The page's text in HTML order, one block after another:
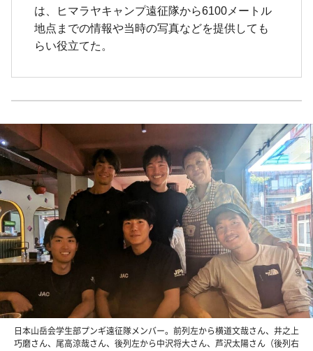
は、ヒマラヤキャンプ遠征隊から6100メートル
地点までの情報や当時の写真などを提供しても
らい役立てた。
日本山岳会学生部プンギ遠征隊メンバー。前列左から横道文哉さん、井之上
巧磨さん、尾高涼哉さん、後列左から中沢将大さん、芦沢太陽さん（後列右